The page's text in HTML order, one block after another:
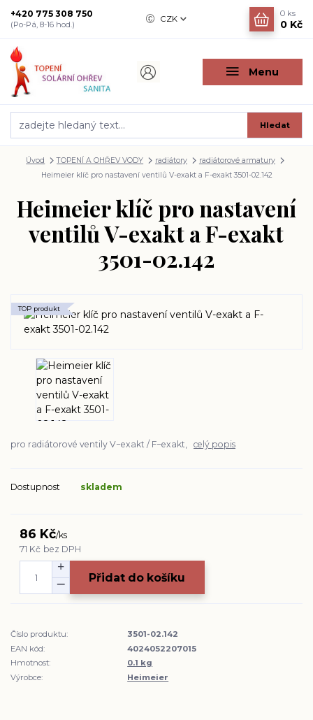
Menu
CZK
Hledat
+420 775 308 750
(Po-Pá, 8-16 hod.)
0 ks
0 Kč
Úvod TOPENÍ A OHŘEV VODY radiátory
radiátorové armatury
Heimeier klíč pro nastavení ventilů V-exakt a F-exakt 3501-02.142
Heimeier klíč pro nastavení
ventilů V-exakt a F-exakt
3501-02.142
TOP produkt
pro radiátorové ventily V−exakt / F−exakt, celý popis
Dostupnost skladem
86 Kč/ks
71 Kč bez DPH
Přidat do košíku
Číslo produktu:
3501-02.142
EAN kód:
4024052207015
Hmotnost:
0.1 kg
Výrobce:
Heimeier